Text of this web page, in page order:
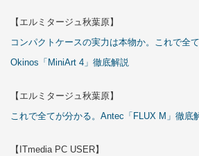
【エルミタージュ秋葉原】
コンパクトケースの実力は本物か。これで全て
Okinos「MiniArt 4」徹底解説
【エルミタージュ秋葉原】
これで全てが分かる。Antec「FLUX M」徹底
【ITmedia PC USER】